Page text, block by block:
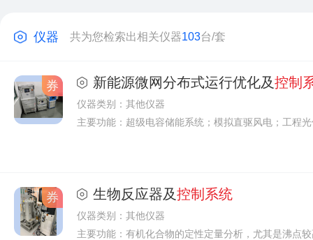
仪器 共为您检索出相关仪器103台/套
券 新能源微网分布式运行优化及控制
仪器类别：其他仪器
主要功能： 超级电容储能系统；模拟直驱风电；工程光伏；交流RLC可变负载；储能变
券 生物反应器及控制系统
仪器类别：其他仪器
主要功能： 有机化合物的定性定量分析，尤其是沸点较高和热稳定性较差的化合物，如染料、农药、药物、生物碱、核酸、石油产品，高分子化合物及其中间体等。应用于生物化学、食品分析、医药研究、环境分析、无机分析等各种领域。在蛋白质、